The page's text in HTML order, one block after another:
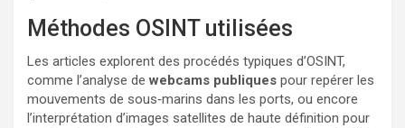
Méthodes OSINT utilisées
Les articles explorent des procédés typiques d’OSINT,
comme l’analyse dewebcams publiques pour repérer les
mouvements de sous‑marins dans les ports, ou encore
l’interprétation d’images satellites de haute définition pour